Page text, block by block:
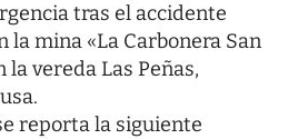
tras el accidente
mina «La Carbonera San
vereda Las Peñas,
reporta la siguiente